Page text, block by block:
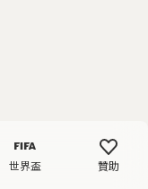
世界盃 贊助